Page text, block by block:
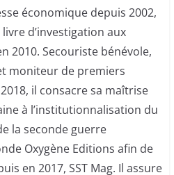
économique depuis 2002,
d’investigation aux
2010. Secouriste bénévole,
moniteur de premiers
il consacre sa maîtrise
à l’institutionnalisation du
la seconde guerre
Oxygène Editions afin de
en 2017, SST Mag. Il assure